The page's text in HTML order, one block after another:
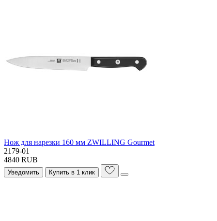
Нож для нарезки 160 мм ZWILLING Gourmet
2179-01
4840 RUB
Уведомить Купить в 1 клик